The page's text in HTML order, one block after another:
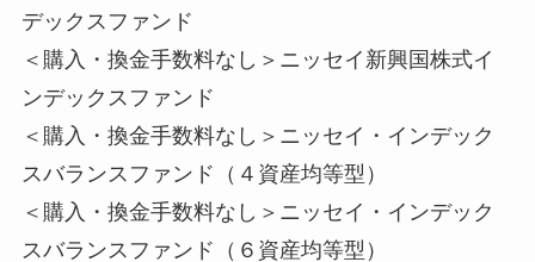
デックスファンド
＜購入・換金手数料なし＞ニッセイ新興国株式イ
ンデックスファンド
＜購入・換金手数料なし＞ニッセイ・インデック
スバランスファンド（４資産均等型）
＜購入・換金手数料なし＞ニッセイ・インデック
スバランスファンド（６資産均等型）